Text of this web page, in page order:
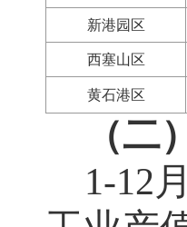
新港园区
西塞山区
黄石港区
（二）
1-12